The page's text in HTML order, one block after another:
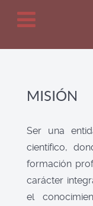
MISIÓN
Ser una
científico,
formación
carácter
el